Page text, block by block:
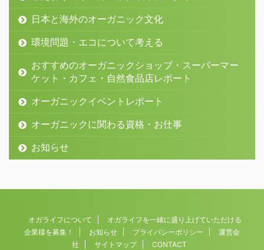
日本と海外のオーガニック文化
環境問題・エコについて考える
おすすめのオーガニックショップ・スーパーマー
ケット・カフェ・自然食品店レポート
オーガニックイベントレポート
オーガニックに関わる資格・お仕事
お知らせ
オガライフについて
オガライフを一緒に盛り上げていただける
企業様を募集！
お知らせ プライバシーポリシー
運営会
社
サイトマップ CONTACT